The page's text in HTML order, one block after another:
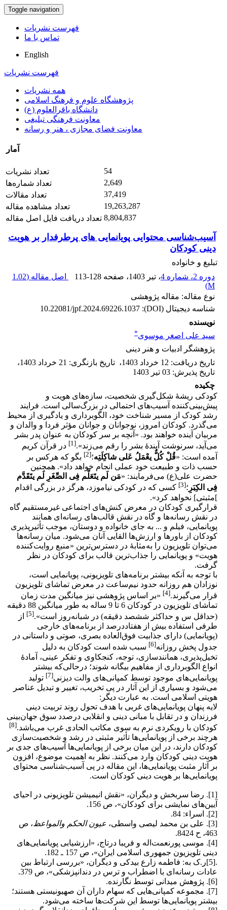
Toggle navigation
فهرست نشریات
تماس با ما
English
فهرست نشریات
همه نشریات
پژوهشگاه علوم و فرهنگ اسلامی
دانشگاه باقرالعلوم (ع)
معاونت فرهنگی تبلیغی
معاونت فضای مجازی ، هنر و رسانه
آمار
تعداد نشریات
54
تعداد شماره‌ها
2,649
تعداد مقالات
37,419
تعداد مشاهده مقاله
19,263,287
تعداد دریافت فایل اصل مقاله 8,804,837
آسیب‌شناسی محتوایی پویانمایی های پرطرفدار بر هویت
دینی کودکان
تبلیغ و خانواده
دوره 2، شماره 4
، تیر 1403 ، صفحه 113-128 اصل مقاله (1.02
M
)
نوع مقاله: مقاله پژوهشی
شناسه دیجیتال (DOI):
10.22081/jpf.2024.69226.1037
نویسنده
سید علی اصغر موسوی*
پژوهشگر ادبیات و هنر دینی
تاریخ دریافت: 12 خرداد 1403 ، تاریخ بازنگری: 21 خرداد 1403
،
تاریخ پذیرش: 03 تیر 1403
چکیده
کودکی ریشۀ شکل‌گیری شخصیت، سازه‌های هویت و
پیش‌بینی‌کننده آسیب‌های احتمالی در بزرگ‌سالی است. فرایند
رشد کودک از مسیر شناخت خود، الگوبرداری و یادگیری از محیط
می‌گذرد. کودکان امروز، نوجوانان و جوانان مؤثر فردا و والدان و
مربیان آینده خواهند بود. «آنچه بر سر کودکان به عنوان پدر بشر
می‌آید، سرنوشت آیندۀ بشر را رقم می‌زند».[1]
در قرآن کریم
آمده است: «قُلْ کُلٌّ یعْمَلُ عَلی‏ شاکِلَتِه؛[2]
بگو که هرکس بر
حسب ذات و طبیعت خود عملی انجام خواهد داد‏». همچنین
حضرت علی(ع) می‌فرمایند: «مَن لَم یتَعَلَّم فِی الصِّغَرِ لَم یتَقَدَّم
فِی الکِبَرِ ؛[3]
کسی که در کودکی نیاموزد، هرگز در بزرگی اقدام
]مثبتی] نخواهد کرد».
قرارگیری کودکان در معرض کنش‌های اجتماعی غیرمستقیم گاه
در نقش رسانه‌ها و گاه در نقش قالب‌های رسانه‌ای همانند
پویانمایی، فیلم و ... به جای خانواده و دوستان، موجب تأثیرپذیری
کودکان از باورها و ارزش‌ها القایی آنان می‌شود. میان رسانه‌ها
می‌توان تلویزیون را به‌مثابۀ در دسترس‌ترین «منبع روایت‌کننده
هویت» و پویانمایی را جذاب‌ترین قالب برای کودکان در نظر
گرفت.
با توجه به آنکه بیشتر برنامه‌های تلویزیونی، پویانمایی است،
نوزادان هم روزانه حدود نیم‌ساعت در معرض تماشای تلویزیون
قرار می‌گیرند.[4]
«بر اساس پژوهشی نیز میانگین مدت زمان
تماشای تلویزیون در کودکان 6 تا 9 ساله به طور میانگین 88 دقیقه
(حداقل س و حداکثر ششصد دقیقه) در شبانه‌روز است».[5]
از
طرفی استفاده بیش از هفتاددرصد از برنامه‌های خارجی
(پویانمایی) دارای جذابیت فوق‌العاده بصری، صوتی و داستانی در
جدول پخش روزانه[6]
سبب شده است کودکان به دلیل
تخیل‌پذیری، همانندسازی، توجه، کنجکاوی و تفکر عینی، آمادۀ
انواع الگوبرداری از مفاهیم بیگانه شوند؛ درحالی‌که بیشتر
پویانمایی‌های موجود توسط کمپانی‌های والت دیزنی[7]
تولید
می‌شود و بسیاری از این آثار در پی تخریب، تغییر و تبدیل عناصر
هویتی اسلامی است. به عبارت دیگر:
لایه پنهان پویانمایی‌های غربی با هدف تحول روند تربیت دینی
فرزندان و در تقابل با مبانی دینی و انقلابی درصدد سوق جهان‌بینی
کودکان با رویکردی نرم به سوی مکاتب الحادی غرب می‌باشد.[8]
هرچند برخی از پویانمایی‌ها تأثیر مثبتی در رشد و شخصیت‌سازی
کودکان دارند، در این میان برخی از پویانمایی‌ها آسیب‌های جدی بر
هویت دینی کودکان وارد می‌کنند. نظر به اهمیت موضوع، افزون
بر آثار مثبت پویانمایی‌ها، این مقاله در پی آسیب‌شناسی محتوای
پویانمایی‌ها بر هویت دینی کودکان است.
[1]. رضا سربخش و دیگران، «نقش انیمیشن تلویزیونی در احیای
آیین‌های نمایشی برای کودکان»، ص 156.‎
[2]. اسراء: 84.
[3]. علی بن محمد لیصی واسطی،
عیون الحکم والمواعظ، ص
463، ح 8424.
[4]. موسی پورنعمت‌اله و فریبا درتاج، «ارزشیابی پویانمایی‌های
دینی تلویزیون جمهوری اسلامی ایران»، ص 157 ـ 182.
.[5]ر.ک به: فاطمه زارع بیدکی و دیگران، «بررسی ارتباط بین
عادات رسانه‌ای با اضطراب و ترس در دندانپزشکی»، ص 379.‎
[6]. پژوهش میدانی توسط نگارنده.
[7]. مجموعه کمپانی‌هایی که سهام داران آن صهیونیستی هستند؛
بیشتر پویانمایی‌ها توسط این شرکت‌ها ساخته می‌شود.